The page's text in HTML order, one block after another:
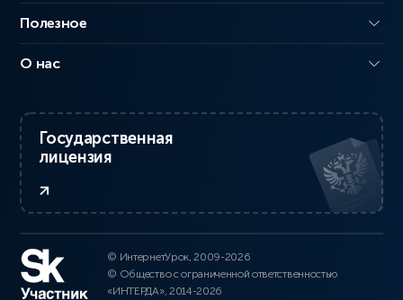
Полезное
О нас
Государственная
лицензия
© ИнтернетУрок, 2009-2026
© Общество с ограниченной ответственностью
«ИНТЕРДА», 2014-2026